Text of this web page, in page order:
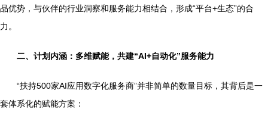
品优势，与伙伴的行业洞察和服务能力相结合，形成“平台+生态”的合
力。
二、计划内涵：多维赋能，共建“AI+自动化”服务能力
“扶持500家AI应用数字化服务商”并非简单的数量目标，其背后是一
套体系化的赋能方案：